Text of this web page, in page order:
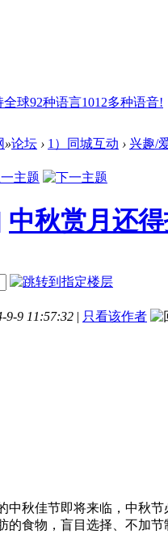
»论坛 › 1）同城互动 › 兴趣/
中秋赏月还
9-9 11:57:32 | 只看该作者
中秋佳节即将来临，中秋
的食物，盲目选择、不加